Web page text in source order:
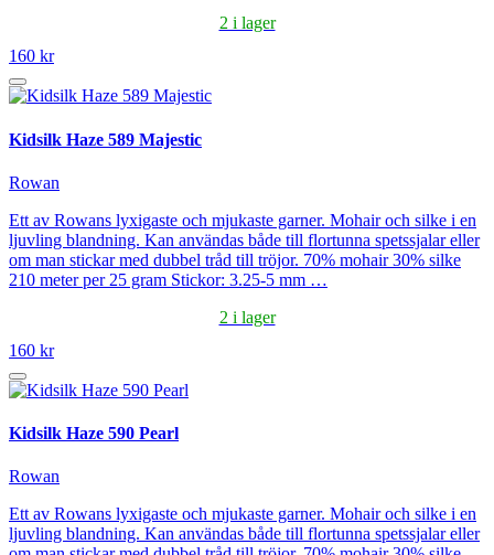
2 i lager
160 kr
Kidsilk Haze 589 Majestic
Rowan
Ett av Rowans lyxigaste och mjukaste garner. Mohair och silke i en
ljuvling blandning. Kan användas både till flortunna spetssjalar eller
om man stickar med dubbel tråd till tröjor. 70% mohair 30% silke
210 meter per 25 gram Stickor: 3.25-5 mm …
2 i lager
160 kr
Kidsilk Haze 590 Pearl
Rowan
Ett av Rowans lyxigaste och mjukaste garner. Mohair och silke i en
ljuvling blandning. Kan användas både till flortunna spetssjalar eller